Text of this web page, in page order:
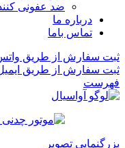
ضد عفونی
درباره ما
تماس باما
ثبت سفارش از طریق
ثبت سفارش از طریق
فهرست
بزرگنمایی تصویر